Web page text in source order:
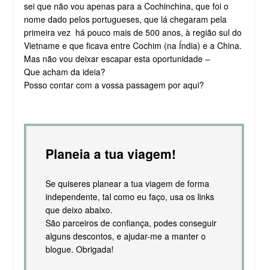
sei que não vou apenas para a Cochinchina, que foi o
nome dado pelos portugueses, que lá chegaram pela
primeira vez há pouco mais de 500 anos, à região sul do
Vietname e que ficava entre Cochim (na Índia) e a China.
Mas não vou deixar escapar esta oportunidade –
Que acham da ideia?
Posso contar com a vossa passagem por aqui?
Planeia a tua viagem!
Se quiseres planear a tua viagem de forma
independente, tal como eu faço, usa os links
que deixo abaixo.
São parceiros de confiança, podes conseguir
alguns descontos, e ajudar-me a manter o
blogue. Obrigada!